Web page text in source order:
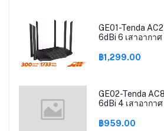
GE01-Tenda
6dBi 6 เสาอากา
Windows10 Mac
฿1,299.00
GE02-Tenda
6dBi 4 เสาอากา
Windows10 Mac
฿959.00